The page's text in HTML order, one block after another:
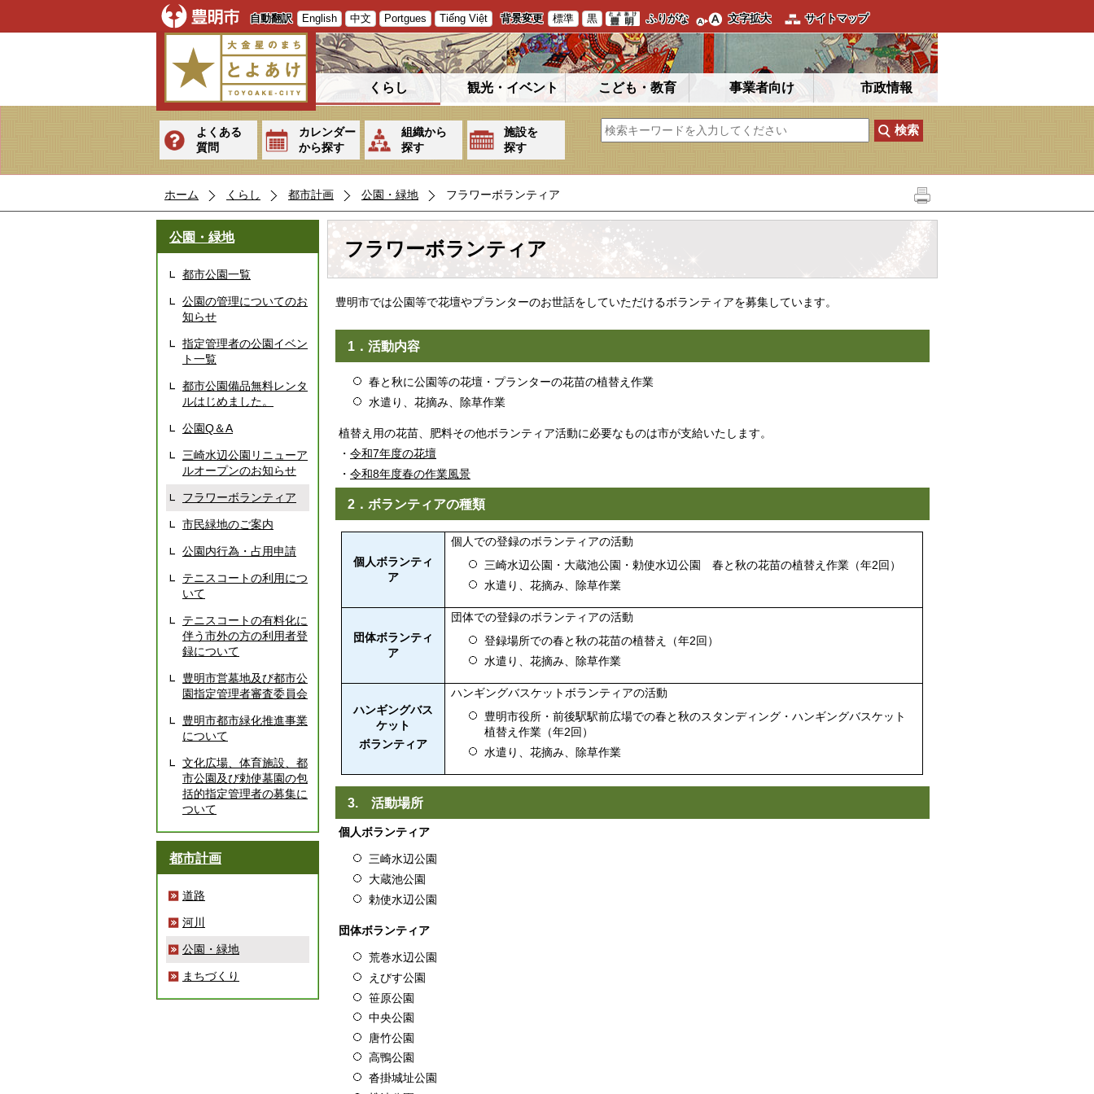
自動翻訳 English 中文 Portgues Tiếng Việt 背景変更 標準 黒 ふりがな 文字拡大 サイトマップ
くらし 観光・イベント こども・教育 事業者向け 市政情報
よくある
質問
カレンダー
から探す
組織から
探す
施設を
探す
ホーム くらし 都市計画 公園・緑地 フラワーボランティア
公園・緑地
都市公園一覧
公園の管理についてのお
知らせ
指定管理者の公園イベン
ト一覧
都市公園備品無料レンタ
ルはじめました。
公園Q＆A
三崎水辺公園リニューア
ルオープンのお知らせ
フラワーボランティア
市民緑地のご案内
公園内行為・占用申請
テニスコートの利用につ
いて
テニスコートの有料化に
伴う市外の方の利用者登
録について
豊明市営墓地及び都市公
園指定管理者審査委員会
豊明市都市緑化推進事業
について
文化広場、体育施設、都
市公園及び勅使墓園の包
括的指定管理者の募集に
ついて
都市計画
道路
河川
公園・緑地
まちづくり
フラワーボランティア
豊明市では公園等で花壇やプランターのお世話をしていただけるボランティアを募集しています。
1．活動内容
春と秋に公園等の花壇・プランターの花苗の植替え作業
水遣り、花摘み、除草作業
植替え用の花苗、肥料その他ボランティア活動に必要なものは市が支給いたします。
・ 令和7年度の花壇
・ 令和8年度春の作業風景
2．ボランティアの種類
個人ボランティ
ア
個人での登録のボランティアの活動
三崎水辺公園・大蔵池公園・勅使水辺公園 春と秋の花苗の植替え作業（年2回）
水遣り、花摘み、除草作業
団体ボランティ
ア
団体での登録のボランティアの活動
登録場所での春と秋の花苗の植替え（年2回）
水遣り、花摘み、除草作業
ハンギングバス
ケット
ボランティア
ハンギングバスケットボランティアの活動
豊明市役所・前後駅駅前広場での春と秋のスタンディング・ハンギングバスケット
植替え作業（年2回）
水遣り、花摘み、除草作業
3. 活動場所
個人ボランティア
三崎水辺公園
大蔵池公園
勅使水辺公園
団体ボランティア
荒巻水辺公園
えびす公園
笹原公園
中央公園
唐竹公園
高鴨公園
沓掛城址公園